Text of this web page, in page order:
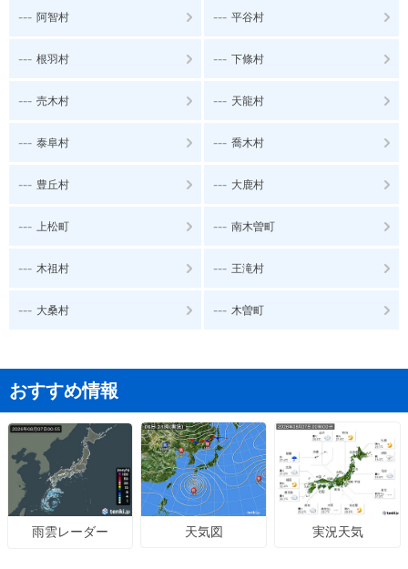
--- 阿智村 --- 平谷村
--- 根羽村 --- 下條村
--- 売木村 --- 天龍村
--- 泰阜村 --- 喬木村
--- 豊丘村 --- 大鹿村
--- 上松町 --- 南木曽町
--- 木祖村 --- 王滝村
--- 大桑村 --- 木曽町
おすすめ情報
雨雲レーダー 天気図 実況天気